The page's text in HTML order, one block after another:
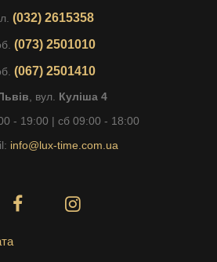
(032) 2615358
(073) 2501010
(067) 2501410
, вул. Куліша 4
- 19:00 | сб 09:00 - 18:00
info@lux-time.com.ua